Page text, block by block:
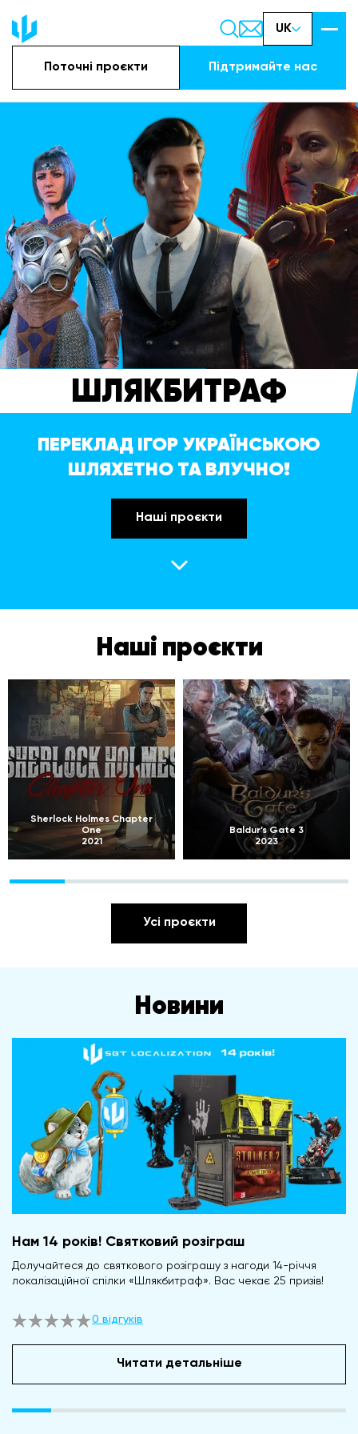
UK
Поточні проєкти Підтримайте наc
ШЛЯКБИТРАФ
ПЕРЕКЛАД ІГОР УКРАЇНСЬКОЮ
ШЛЯХЕТНО ТА ВЛУЧНО!
Наші проєкти
Наші проєкти
Sherlock Holmes Chapter
One
2021
Baldur’s Gate 3
2023
Усі проєкти
Новини
Нам 14 років! Святковий розіграш
Долучайтеся до святкового розіграшу з нагоди 14-річчя
локалізаційної спілки «Шлякбитраф». Вас чекає 25 призів!
0 відгуків
Читати детальніше